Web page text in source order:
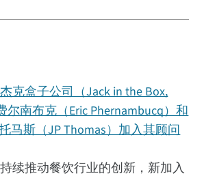
克盒子公司（Jack in the Box,
尔南布克（Eric Phernambucq）和
马斯（JP Thomas）加入其顾问
续推动餐饮行业的创新，新加入